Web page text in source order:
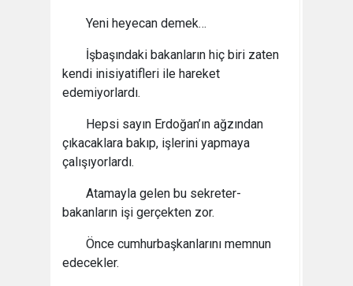
Yeni heyecan demek…
İşbaşındaki bakanların hiç biri zaten
kendi inisiyatifleri ile hareket
edemiyorlardı.
Hepsi sayın Erdoğan’ın ağzından
çıkacaklara bakıp, işlerini yapmaya
çalışıyorlardı.
Atamayla gelen bu sekreter-
bakanların işi gerçekten zor.
Önce cumhurbaşkanlarını memnun
edecekler.